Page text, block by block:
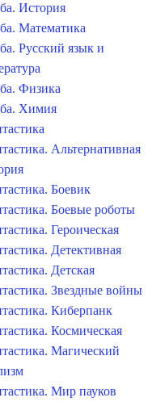
История
Математика
Русский язык и
Физика
Химия
Альтернативная
Боевик
Боевые роботы
Героическая
Детективная
Детская
Звездные войны
Киберпанк
Космическая
Магический
Мир пауков